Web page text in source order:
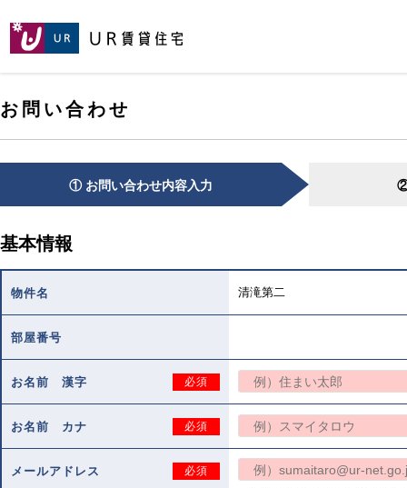
[こ
ヘ
ッ
ダ
お問い合わせ
[こ
か
文
す。]
か
イ
コ
ツ
す。]
① お問い合わせ内容入力 ②
基本情報
物件名 清滝第二
部屋番号
お名前 漢字 必須
お名前 カナ 必須
メールアドレス 必須
ペ
先
頭
へ